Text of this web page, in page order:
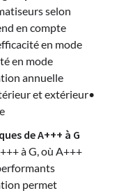
selon
en compte
en mode
en mode
annuelle
et extérieur•
de A+++ à G
à G, où A+++
permet